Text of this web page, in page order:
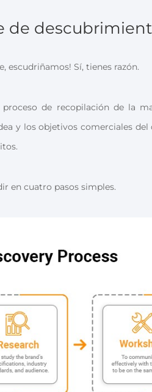
de
escudriñamos! Sí, tienes razón.
proceso de recopilación de la
y los objetivos comerciales
en cuatro pasos simples.